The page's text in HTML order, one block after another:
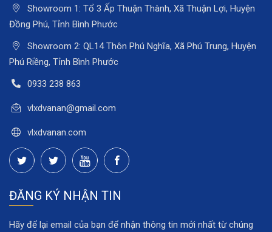
Showroom 1: Tổ 3 Ấp Thuận Thành, Xã Thuận Lợi, Huyện
Đồng Phú, Tỉnh Bình Phước
Showroom 2: QL14 Thôn Phú Nghĩa, Xã Phú Trung, Huyện
Phú Riềng, Tỉnh Bình Phước
0933 238 863
vlxdvanan@gmail.com
vlxdvanan.com
ĐĂNG KÝ NHẬN TIN
Hãy để lại email của bạn để nhận thông tin mới nhất từ chúng